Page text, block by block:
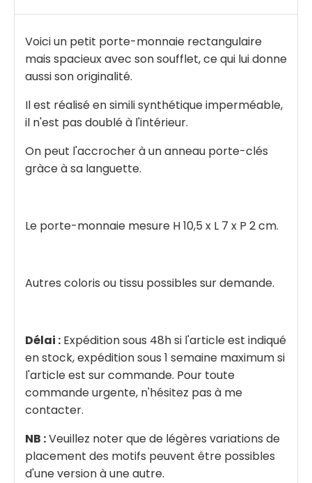
Voici un petit porte-monnaie rectangulaire
mais spacieux avec son soufflet, ce qui lui donne
aussi son originalité.
Il est réalisé en simili synthétique imperméable,
il n'est pas doublé à l'intérieur.
On peut l'accrocher à un anneau porte-clés
gràce à sa languette.
Le porte-monnaie mesure H 10,5 x L 7 x P 2 cm.
Autres coloris ou tissu possibles sur demande.
Délai : Expédition sous 48h si l'article est indiqué
en stock, expédition sous 1 semaine maximum si
l'article est sur commande. Pour toute
commande urgente, n'hésitez pas à me
contacter.
NB :Veuillez noter que de légères variations de
placement des motifs peuvent être possibles
d'une version à une autre.